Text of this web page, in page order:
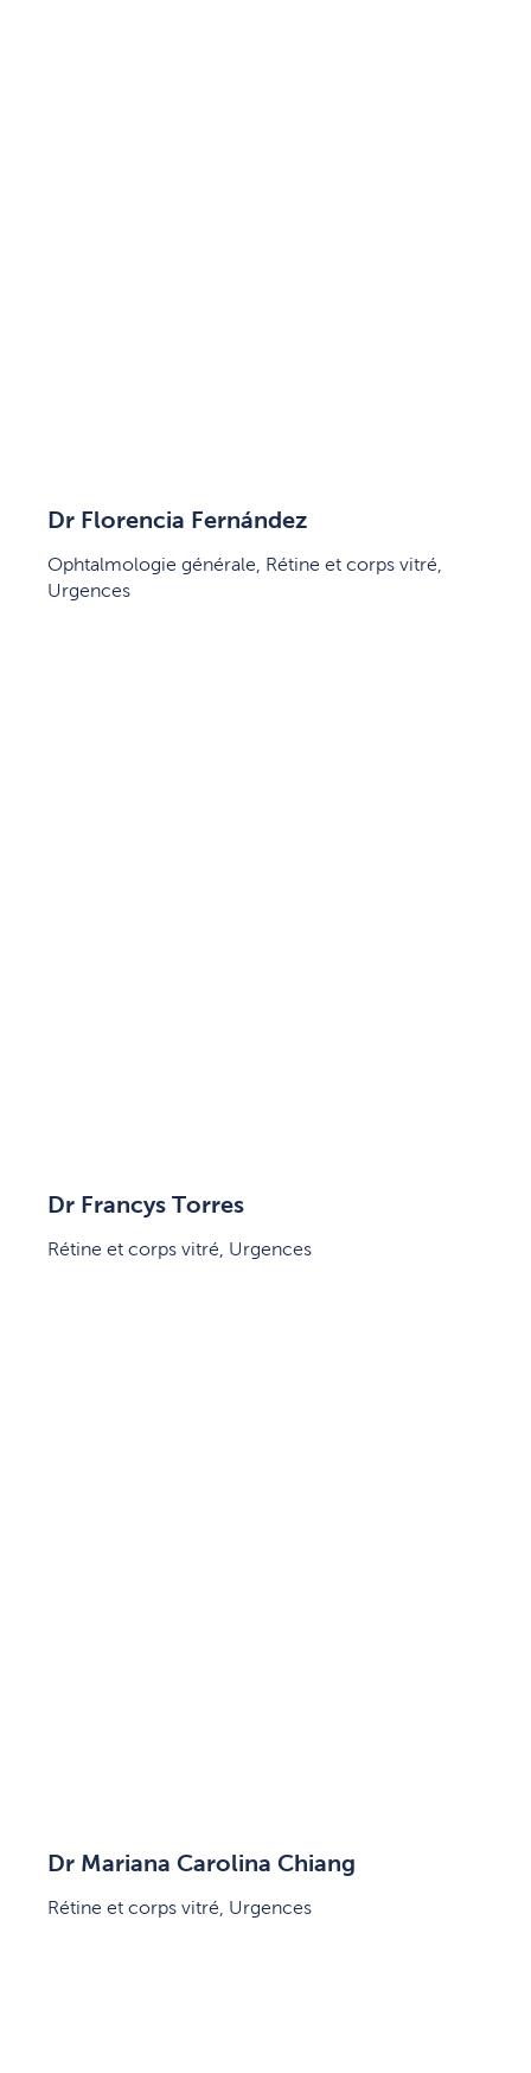
Dr Florencia Fernández
Ophtalmologie générale, Rétine et corps vitré,
Urgences
Dr Francys Torres
Rétine et corps vitré, Urgences
Dr Mariana Carolina Chiang
Rétine et corps vitré, Urgences